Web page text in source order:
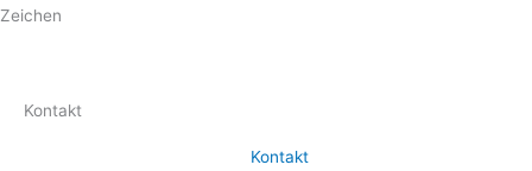
Zeichen
Kontakt
Kontakt